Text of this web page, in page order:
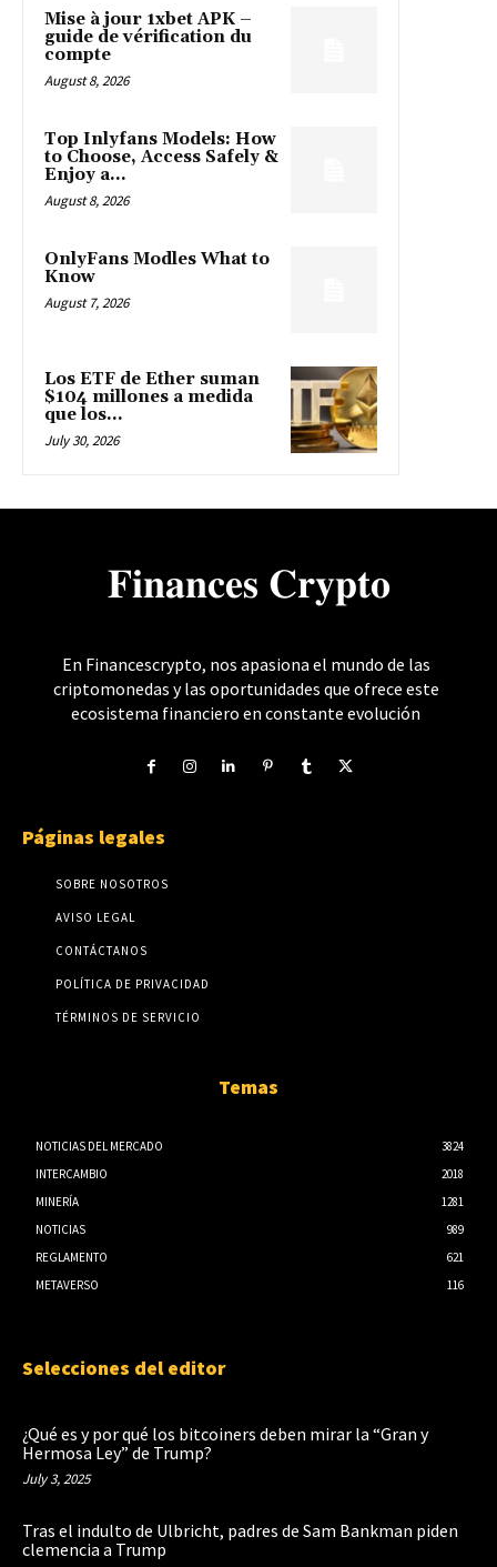
Mise à jour 1xbet APK –
guide de vérification du
compte
August 8, 2026
Top Inlyfans Models: How
to Choose, Access Safely &
Enjoy a...
August 8, 2026
OnlyFans Modles What to
Know
August 7, 2026
Los ETF de Ether suman
$104 millones a medida
que los...
July 30, 2026
𝐅𝐢𝐧𝐚𝐧𝐜𝐞𝐬 𝐂𝐫𝐲𝐩𝐭𝐨
En Financescrypto, nos apasiona el mundo de las
criptomonedas y las oportunidades que ofrece este
ecosistema financiero en constante evolución
Páginas legales
SOBRE NOSOTROS
AVISO LEGAL
CONTÁCTANOS
POLÍTICA DE PRIVACIDAD
TÉRMINOS DE SERVICIO
Temas
NOTICIAS DEL MERCADO
3824
INTERCAMBIO
2018
MINERÍA
1281
NOTICIAS
989
REGLAMENTO
621
METAVERSO
116
Selecciones del editor
¿Qué es y por qué los bitcoiners deben mirar la “Gran y
Hermosa Ley” de Trump?
July 3, 2025
Tras el indulto de Ulbricht, padres de Sam Bankman piden
clemencia a Trump